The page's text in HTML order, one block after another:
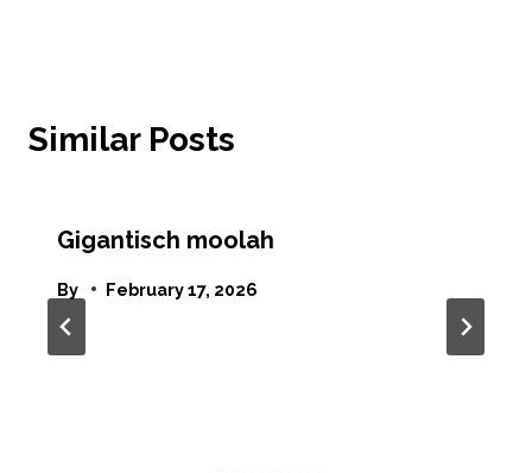
Similar Posts
Gigantisch moolah
By February 17, 2026